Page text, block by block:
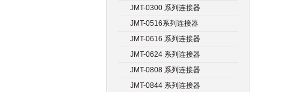
JMT-0300 系列连接器
JMT-0516系列连接器
JMT-0616 系列连接器
JMT-0624 系列连接器
JMT-0808 系列连接器
JMT-0844 系列连接器